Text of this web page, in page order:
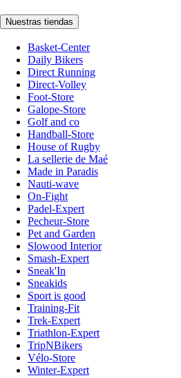
Nuestras tiendas
Basket-Center
Daily Bikers
Direct Running
Direct-Volley
Foot-Store
Galope-Store
Golf and co
Handball-Store
House of Rugby
La sellerie de Maé
Made in Paradis
Nauti-wave
On-Fight
Padel-Expert
Pecheur-Store
Pet and Garden
Slowood Interior
Smash-Expert
Sneak'In
Sneakids
Sport is good
Training-Fit
Trek-Expert
Triathlon-Expert
TripNBikers
Vélo-Store
Winter-Expert